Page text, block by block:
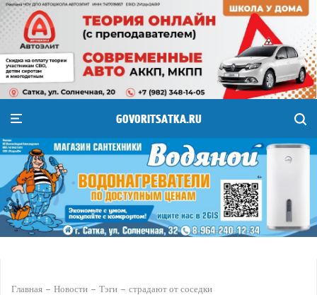
GOVORITSATKA.RU
Главная Новости Тэги страдают от соседки